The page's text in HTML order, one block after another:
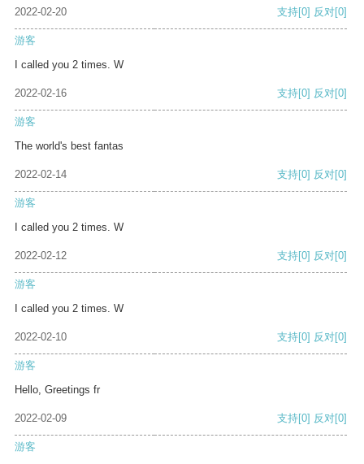
2022-02-20 支持[0] 反对[0]
游客
I called you 2 times. W
2022-02-16 支持[0] 反对[0]
游客
The world's best fantas
2022-02-14 支持[0] 反对[0]
游客
I called you 2 times. W
2022-02-12 支持[0] 反对[0]
游客
I called you 2 times. W
2022-02-10 支持[0] 反对[0]
游客
Hello, Greetings fr
2022-02-09 支持[0] 反对[0]
游客